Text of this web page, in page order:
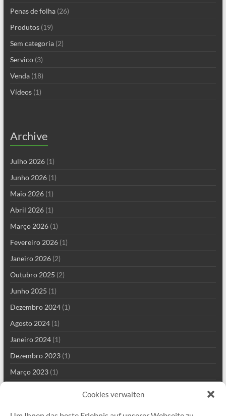
Cookies verwalten
Penas de folha(26)
Produtos(19)
Sem categoria(2)
Servico(3)
Venda(18)
Vídeos(1)
Archive
Julho 2026(1)
Junho 2026(1)
Maio 2026(1)
Abril 2026(1)
Março 2026(1)
Fevereiro 2026(1)
Janeiro 2026(2)
Outubro 2025 (2)
Junho 2025 (1)
Dezembro 2024(1)
Agosto 2024(1)
Janeiro 2024(1)
Dezembro 2023(1)
Março 2023(1)